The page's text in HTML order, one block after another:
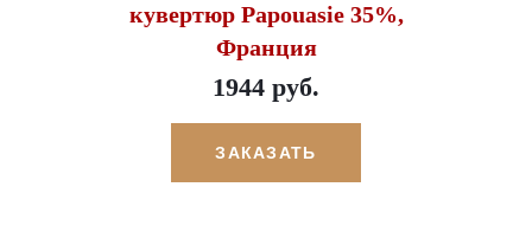
кувертюр Papouasie 35%,
Франция
1944 руб.
ЗАКАЗАТЬ